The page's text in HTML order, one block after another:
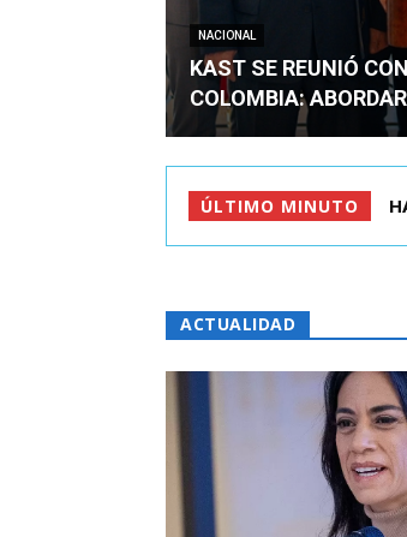
NACIONAL
KAST SE REUNIÓ
COLOMBIA:
ÚLTIMO MINUTO
ACTUALIDAD